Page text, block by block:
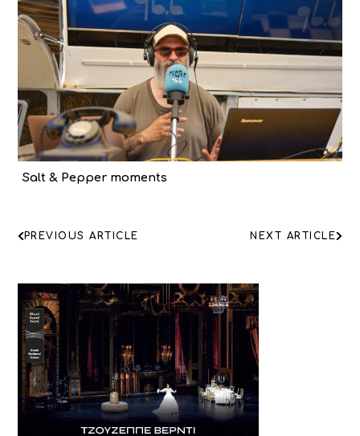
Salt & Pepper moments
ΠΛΟΗΓΗΣΗ
NEXT ARTICLE
PREVIOUS ARTICLE